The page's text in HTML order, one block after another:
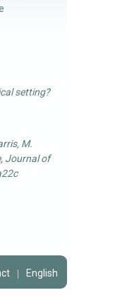
setting?
M.
Journal of
English